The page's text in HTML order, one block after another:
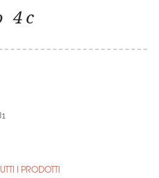
4c
I PRODOTTI